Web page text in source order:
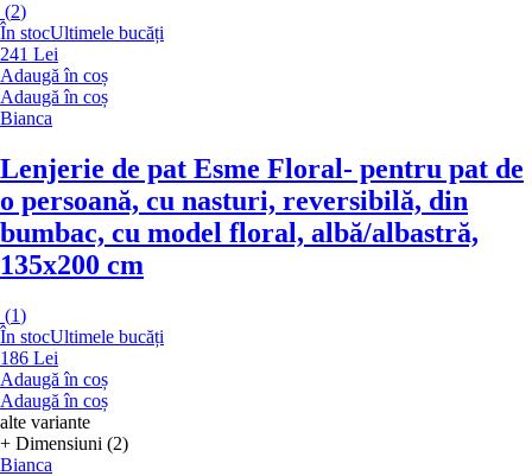
(2)
În stocUltimele bucăți
241 Lei
Adaugă în coș
Adaugă în coș
Bianca
Lenjerie de pat Esme Floral- pentru pat de
o persoană, cu nasturi, reversibilă, din
bumbac, cu model floral, albă/albastră,
135x200 cm
(1)
În stocUltimele bucăți
186 Lei
Adaugă în coș
Adaugă în coș
alte variante
+ Dimensiuni (2)
Bianca